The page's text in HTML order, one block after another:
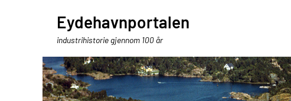
Eydehavnportalen
industrihistorie gjennom 100 år